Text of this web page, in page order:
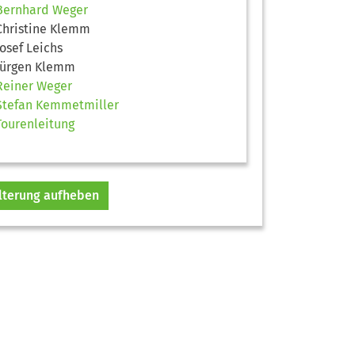
Weger
Klemm
Leichs
Klemm
Weger
Kemmetmiller
aufheben